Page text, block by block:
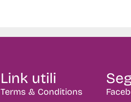
Link utili
Terms & Conditions